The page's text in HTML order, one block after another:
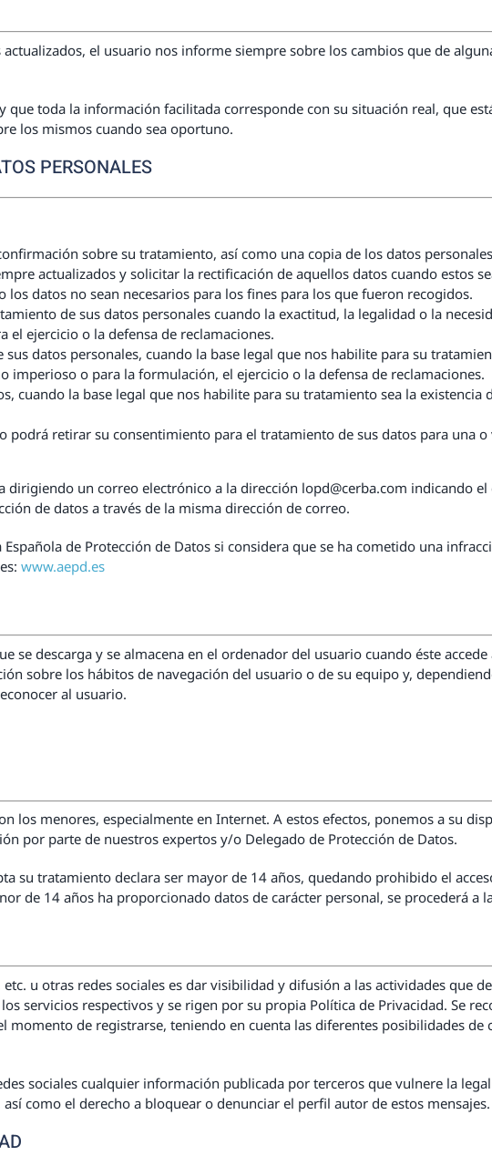
el usuario nos informe siempre sobre los cambios que de
toda la información facilitada corresponde con su situación real, que
los mismos cuando sea oportuno.
PERSONALES
sobre su tratamiento, así como una copia de los datos
actualizados y solicitar la rectificación de aquellos datos cuando estos
datos no sean necesarios para los fines para los que fueron recogidos.
de sus datos personales cuando la exactitud, la legalidad o la
el ejercicio o la defensa de reclamaciones.
datos personales, cuando la base legal que nos habilite para su
o para la formulación, el ejercicio o la defensa de reclamaciones.
cuando la base legal que nos habilite para su tratamiento sea la existencia
podrá retirar su consentimiento para el tratamiento de sus datos para una o
un correo electrónico a la dirección lopd@cerba.com indicando
de datos a través de la misma dirección de correo.
de Protección de Datos si considera que se ha cometido una
www.aepd.es
se descarga y se almacena en el ordenador del usuario cuando éste
sobre los hábitos de navegación del usuario o de su equipo y,
al usuario.
los menores, especialmente en Internet. A estos efectos, ponemos a su
por parte de nuestros expertos y/o Delegado de Protección de Datos.
su tratamiento declara ser mayor de 14 años, quedando prohibido el
de 14 años ha proporcionado datos de carácter personal, se procederá a
u otras redes sociales es dar visibilidad y difusión a las actividades que
servicios respectivos y se rigen por su propia Política de Privacidad. Se
momento de registrarse, teniendo en cuenta las diferentes posibilidades
sociales cualquier información publicada por terceros que vulnere la
como el derecho a bloquear o denunciar el perfil autor de estos mensajes.